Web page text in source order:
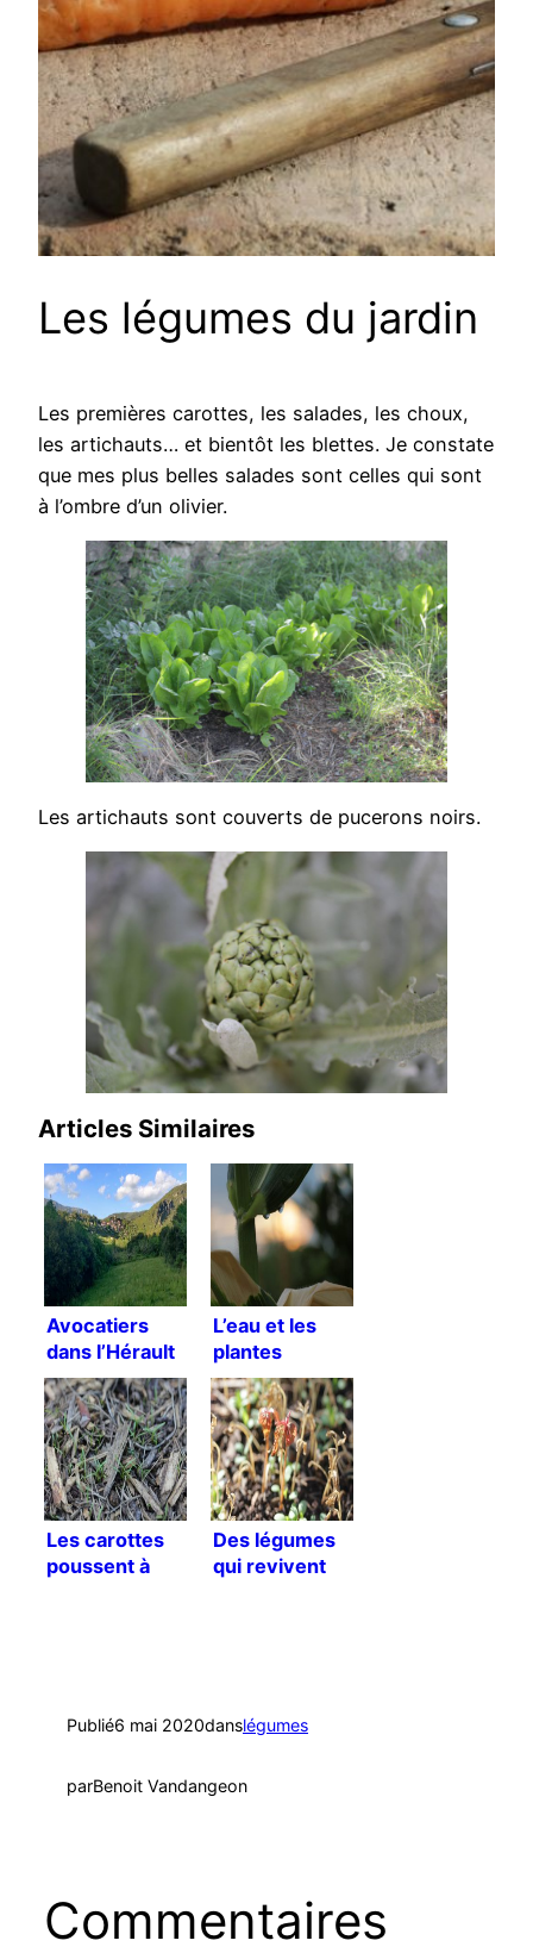
Les légumes du jardin
Les premières carottes, les salades, les choux,
les artichauts… et bientôt les blettes. Je constate
que mes plus belles salades sont celles qui sont
à l’ombre d’un olivier.
Les artichauts sont couverts de pucerons noirs.
Articles Similaires
Avocatiers
dans l’Hérault
L’eau et les
plantes
Les carottes
poussent à
Des légumes
qui revivent
Publié6 mai 2020danslégumes
parBenoit Vandangeon
Commentaires